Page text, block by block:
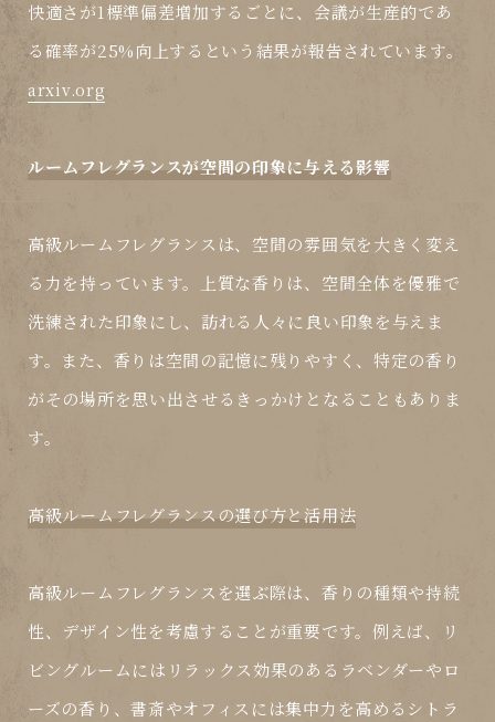
快適さが1標準偏差増加するごとに、会議が生産的であ
る確率が25%向上するという結果が報告されています。
arxiv.org
ルームフレグランスが空間の印象に与える影響
高級ルームフレグランスは、空間の雰囲気を大きく変え
る力を持っています。上質な香りは、空間全体を優雅で
洗練された印象にし、訪れる人々に良い印象を与えま
す。また、香りは空間の記憶に残りやすく、特定の香り
がその場所を思い出させるきっかけとなることもありま
す。
高級ルームフレグランスの選び方と活用法
高級ルームフレグランスを選ぶ際は、香りの種類や持続
性、デザイン性を考慮することが重要です。例えば、リ
ビングルームにはリラックス効果のあるラベンダーやロ
ーズの香り、書斎やオフィスには集中力を高めるシトラ